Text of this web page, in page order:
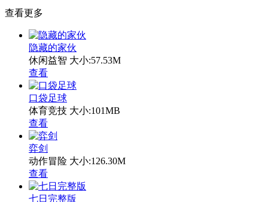
查看更多
隐藏的家伙
休闲益智 大小:57.53M
查看
口袋足球
体育竞技 大小:101MB
查看
弈剑
动作冒险 大小:126.30M
查看
七日完整版